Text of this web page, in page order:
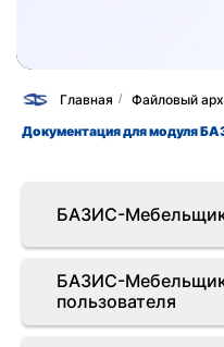
Главная / Файловый
Документация для модуля
БАЗИС-
БАЗИС-
пользователя